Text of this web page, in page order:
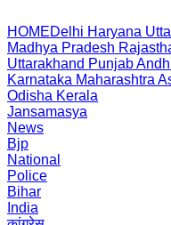
HOMEDelhi Haryana
Madhya Pradesh
Uttarakhand Punjab
Karnataka Maharashtra
Odisha Kerala
Jansamasya
News
Bjp
National
Police
Bihar
India